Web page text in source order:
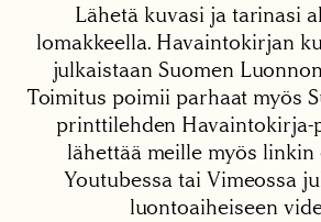
Lähetä kuvasi ja tarinasi
lomakkeella. Havaintokirjan
julkaistaan Suomen
Toimitus poimii parhaat myös
printtilehden Havaintokirja-
lähettää meille myös linkin
Youtubessa tai Vimeossa
luontoaiheiseen